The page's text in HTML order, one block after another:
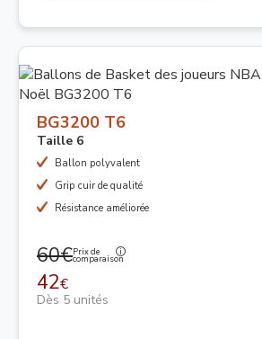
BG3200 T6
Taille 6
Ballon polyvalent
Grip cuir de qualité
Résistance améliorée
60€Prix de
comparaison
42€
Dès 5 unités